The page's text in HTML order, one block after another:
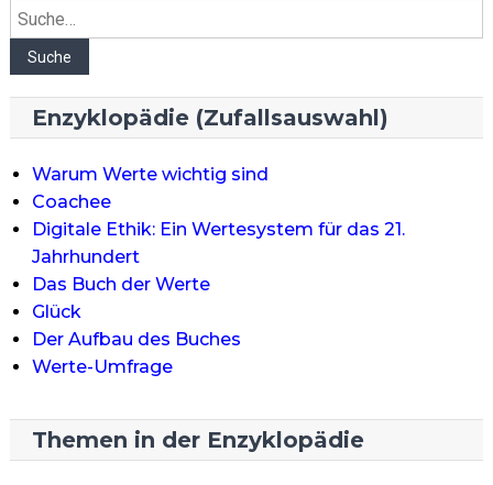
Suche
Suche
Enzyklopädie (Zufallsauswahl)
Warum Werte wichtig sind
Coachee
Digitale Ethik: Ein Wertesystem für das 21.
Jahrhundert
Das Buch der Werte
Glück
Der Aufbau des Buches
Werte-Umfrage
Themen in der Enzyklopädie